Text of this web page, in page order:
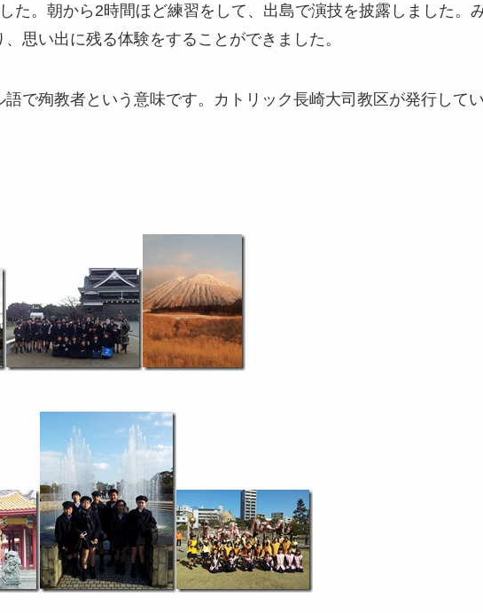
た。朝から2時間ほど練習をして、出島で演技を披露しました。
思い出に残る体験をすることができました。
で殉教者という意味です。カトリック長崎大司教区が発行して